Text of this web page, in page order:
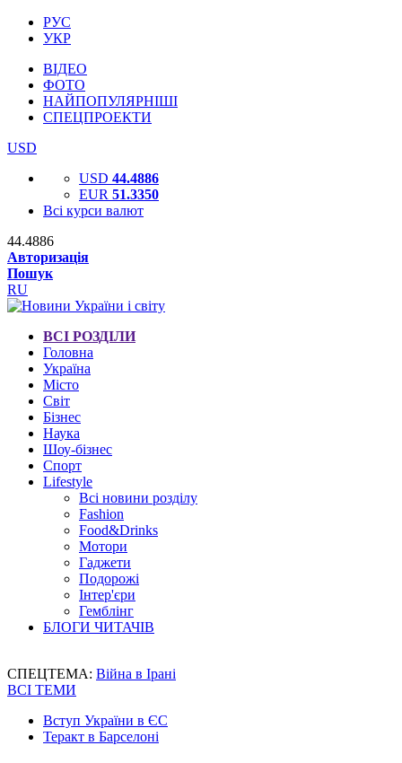
РУС
УКР
ВІДЕО
ФОТО
НАЙПОПУЛЯРНІШІ
СПЕЦПРОЕКТИ
USD
USD 44.4886
EUR 51.3350
Всі курси валют
44.4886
Авторизація
Пошук
RU
ВСІ РОЗДІЛИ
Головна
Україна
Місто
Світ
Бізнес
Наука
Шоу-бізнес
Спорт
Lifestyle
Всі новини розділу
Fashion
Food&Drinks
Мотори
Гаджети
Подорожі
Інтер'єри
Гемблінг
БЛОГИ ЧИТАЧІВ
СПЕЦТЕМА: Війна в Ірані
ВСІ ТЕМИ
Вступ України в ЄС
Теракт в Барселоні